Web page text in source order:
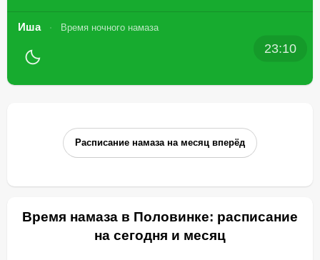
Иша Время ночного намаза
23:10
Расписание намаза на месяц вперёд
Время намаза в Половинке: расписание
на сегодня и месяц